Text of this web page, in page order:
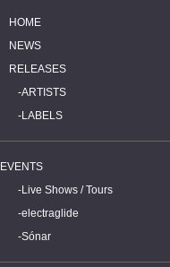
HOME
NEWS
RELEASES
ARTISTS
LABELS
EVENTS
Live Shows / Tours
electraglide
Sónar